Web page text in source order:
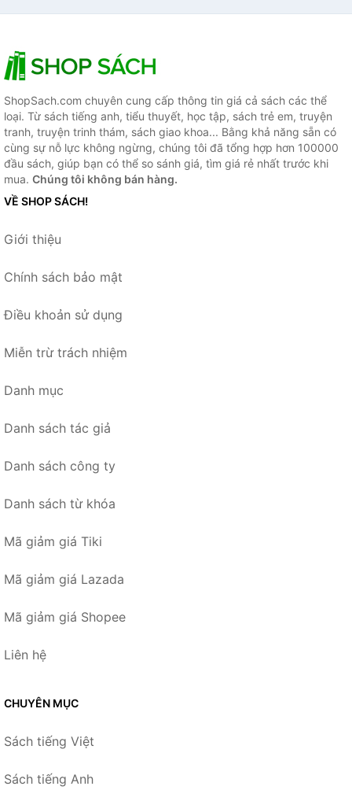
ShopSach.com chuyên cung cấp thông tin giá cả sách các thể
loại. Từ sách tiếng anh, tiểu thuyết, học tập, sách trẻ em, truyện
tranh, truyện trinh thám, sách giao khoa... Bằng khả năng sẵn có
cùng sự nỗ lực không ngừng, chúng tôi đã tổng hợp hơn 100000
đầu sách, giúp bạn có thể so sánh giá, tìm giá rẻ nhất trước khi
mua. Chúng tôi không bán hàng.
VỀ SHOP SÁCH!
Giới thiệu
Chính sách bảo mật
Điều khoản sử dụng
Miễn trừ trách nhiệm
Danh mục
Danh sách tác giả
Danh sách công ty
Danh sách từ khóa
Mã giảm giá Tiki
Mã giảm giá Lazada
Mã giảm giá Shopee
Liên hệ
CHUYÊN MỤC
Sách tiếng Việt
Sách tiếng Anh